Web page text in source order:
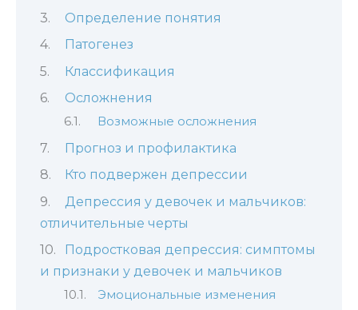
Определение понятия
Патогенез
Классификация
Осложнения
Возможные осложнения
Прогноз и профилактика
Кто подвержен депрессии
Депрессия у девочек и мальчиков:
отличительные черты
Подростковая депрессия: симптомы
и признаки у девочек и мальчиков
Эмоциональные изменения